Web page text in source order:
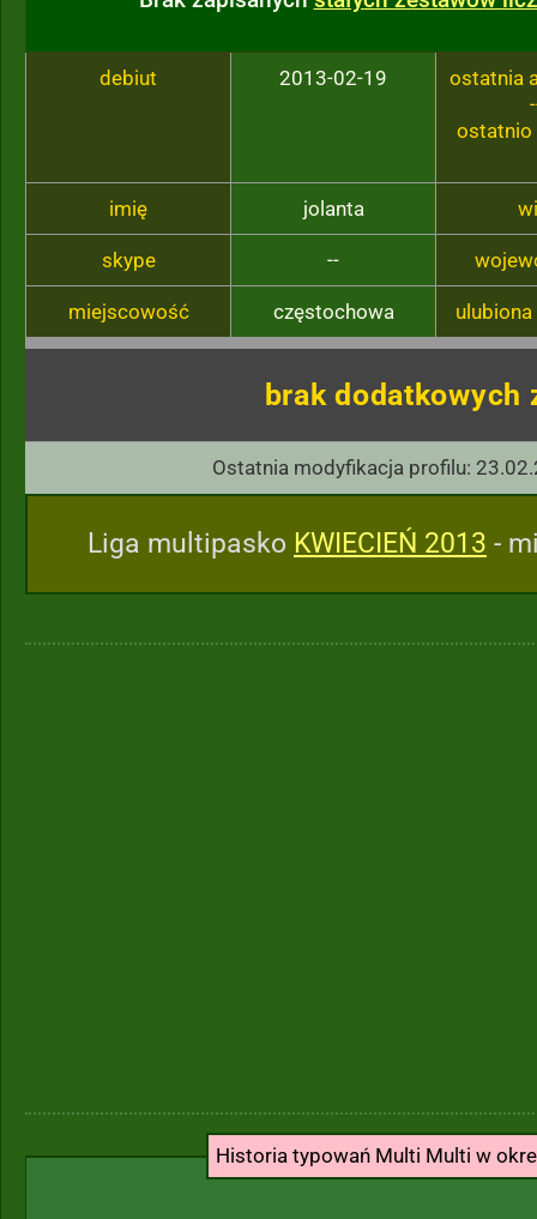
debiut 2013-02-19
ostatnia
ostatnio
imię jolanta
skype --
miejscowość częstochowa
brak dodatkowych
Ostatnia modyfikacja profilu:
Liga multipasko KWIECIEŃ 2013 -
Historia typowań Multi Multi w